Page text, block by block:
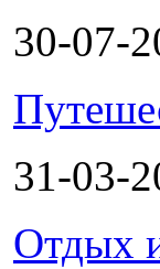
30-07-
31-03-
Отдых